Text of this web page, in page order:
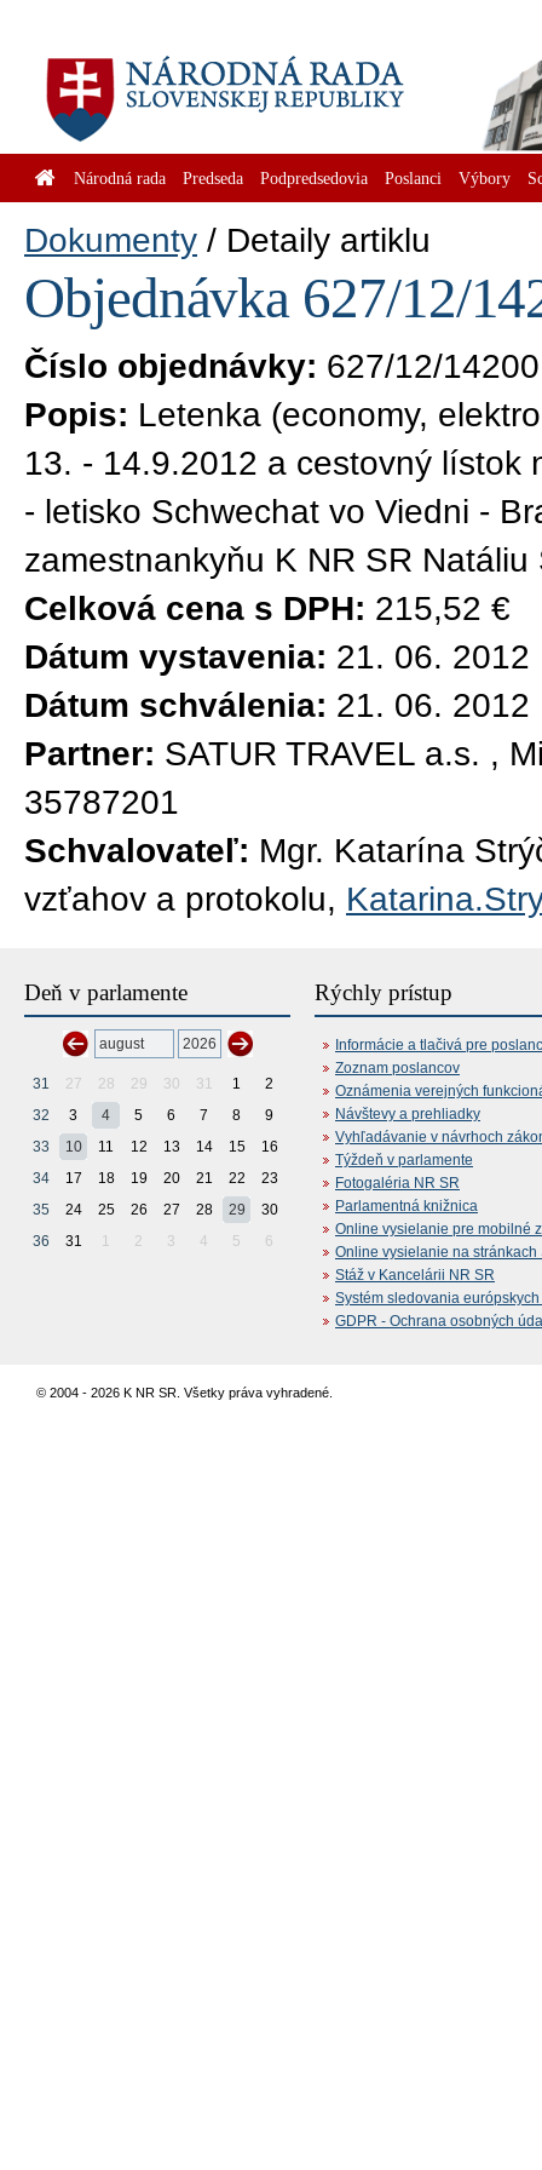
Národná rada Predseda Podpredsedovia Poslanci Výbory
Dokumenty Detaily artiklu
Objednávka 627/12/
Číslo objednávky: 627/12/14200
Popis: Letenka (economy,
13. - 14.9.2012 a cestovný lístok
- letisko Schwechat vo Viedni -
zamestnankyňu K NR SR Natáliu
Celková cena s DPH: 215,52 €
Dátum vystavenia: 21. 06. 2012
Dátum schválenia: 21. 06. 2012
Partner: SATUR TRAVEL a.s. ,
35787201
Schvalovateľ: Mgr. Katarína
vzťahov a protokolu,
Deň v parlamente
31 27 28 29 30 31 1
2
32
3 4 5 6 7 8
9
33
10 11 12 13 14 15
16
34
17 18 19 20 21 22
23
35
24 25 26 27 28 29
30
36
31 1 2 3 4 5 6
Rýchly prístup
Informácie a tlačivá pre
Zoznam poslancov
Oznámenia verejných
Návštevy a prehliadky
Vyhľadávanie v návrhoch
Týždeň v parlamente
Fotogaléria NR SR
Parlamentná knižnica
Online vysielanie pre mobilné
Online vysielanie na stránkach
Stáž v Kancelárii NR SR
Systém sledovania
GDPR - Ochrana osobných
© 2004 - 2026 K NR SR. Všetky práva vyhradené.